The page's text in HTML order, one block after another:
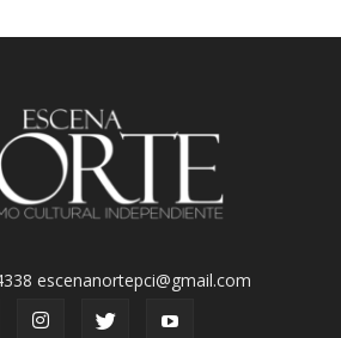
escenanortepci@gmail.com